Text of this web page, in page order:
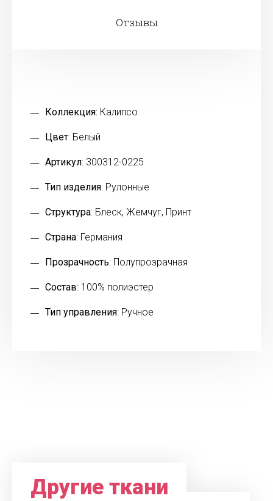
Отзывы
Коллекция: Калипсо
Цвет: Белый
Артикул: 300312-0225
Тип изделия: Рулонные
Структура: Блеск, Жемчуг, Принт
Страна: Германия
Прозрачность: Полупрозрачная
Состав: 100% полиэстер
Тип управления: Ручное
Другие ткани